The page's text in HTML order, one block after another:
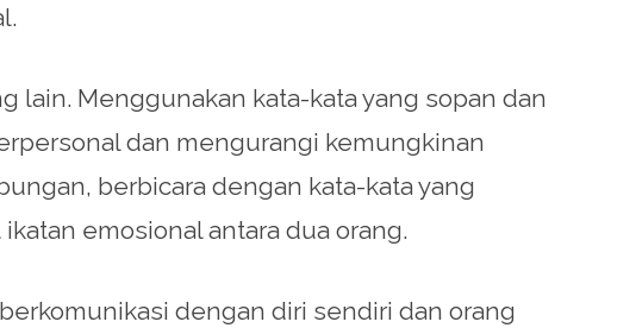
lain. Menggunakan kata-kata yang sopan dan
dan mengurangi kemungkinan
berbicara dengan kata-kata yang
emosional antara dua orang.
dengan diri sendiri dan orang